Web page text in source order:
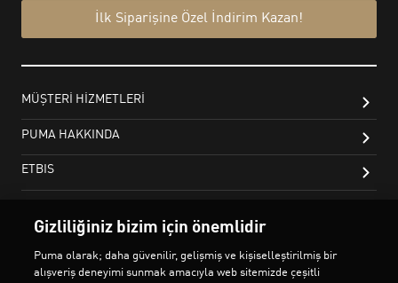
Gizliliğiniz bizim için önemlidir
Puma olarak; daha güvenilir, gelişmiş ve kişiselleştirilmiş bir
alışveriş deneyimi sunmak amacıyla web sitemizde çeşitli